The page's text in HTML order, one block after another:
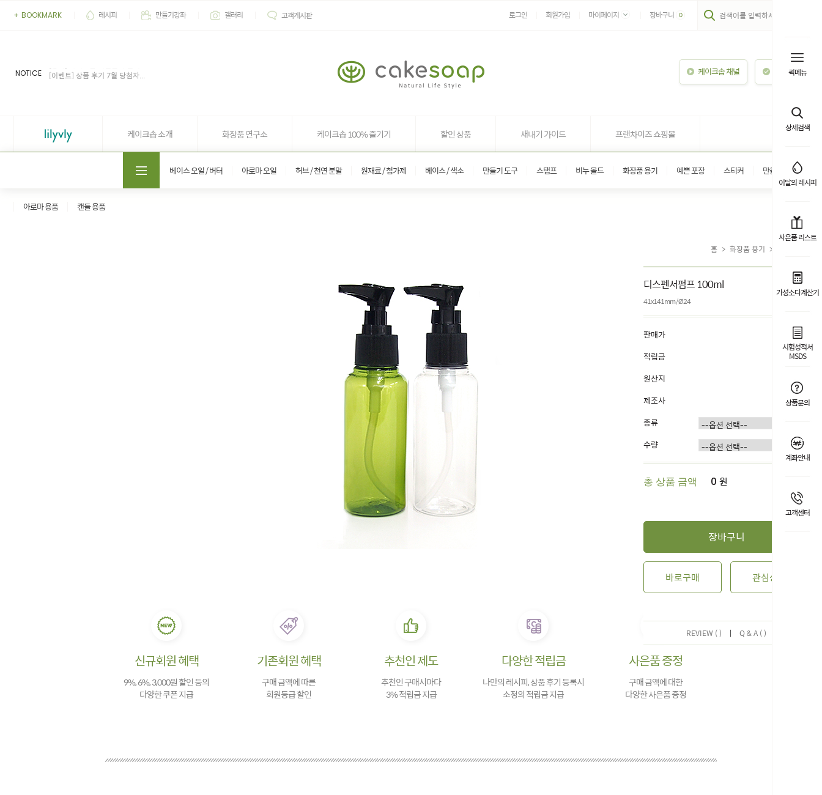
퀵메뉴
상세검색
이달의 레시피
사은품 리스트
가성소다계산기
시험성적서
MSDS
상품문의
계좌안내
고객센터
+ BOOKMARK 레시피 만들기강좌 갤러리 고객게시판 로그인 회원가입 마이페이지 장바구니 0
NOTICE
[이벤트] 상품 후기 7월 당첨자...
케이크솝 채널 이용안내
케이크솝 소개 화장품 연구소 케이크솝 100% 즐기기 할인 상품 새내기 가이드 프랜차이즈 쇼핑몰
베이스 오일 / 버터 아로마 오일 허브 / 천연 분말 원재료 / 첨가제 베이스 / 색소 만들기 도구 스탬프 비누 몰드 화장품 용기 예쁜 포장 스티커 만들기 키트
아로마 용품 캔들 용품
신규회원 혜택
9%, 6%, 3,000원 할인 등의
다양한 쿠폰 지급
기존회원 혜택
구매 금액에 따른
회원등급 할인
추천인 제도
추천인 구매시마다
3% 적립금 지급
다양한 적립금
나만의 레시피, 상품 후기 등록시
소정의 적립금 지급
사은품 증정
구매 금액에 대한
다양한 사은품 증정
홈 > 화장품 용기 >
디스펜서펌프 100ml
41x141mm / Ø24
판매가
700원
적립금
1%
원산지
제조사
구월
종류
수량
총 상품 금액 0 원
장바구니
바로구매 관심상품
REVIEW ( ) | Q & A ( )